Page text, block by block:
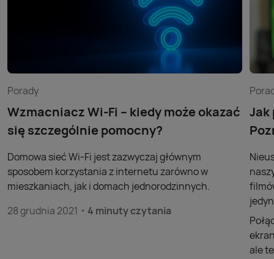
Porady
Wzmacniacz Wi-Fi – kiedy może okazać
się szczególnie pomocny?
Domowa sieć Wi-Fi jest zazwyczaj głównym
sposobem korzystania z internetu zarówno w
mieszkaniach, jak i domach jednorodzinnych.
28 grudnia 2021
4 minuty czytania
Jak
ale